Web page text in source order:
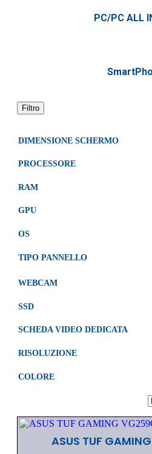
PC/PC ALL
Filtro
DIMENSIONE SCHERMO
PROCESSORE
RAM
GPU
OS
TIPO PANNELLO
WEBCAM
SSD
SCHEDA VIDEO DEDICATA
RISOLUZIONE
COLORE
ASUS TUF